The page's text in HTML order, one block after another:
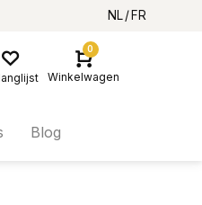
NL FR
0
Winkelwagen
Blog